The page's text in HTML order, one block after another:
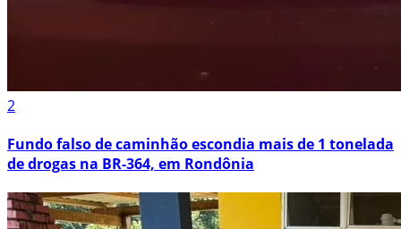
2
Fundo falso de caminhão escondia mais de 1 tonelada
de drogas na BR-364, em Rondônia